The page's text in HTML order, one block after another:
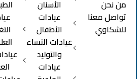
من نحن
تواصل معنا
للشكاوي
الأسنان
عيادات
الأطفال
عيادات النساء
والتوليد
عيادات